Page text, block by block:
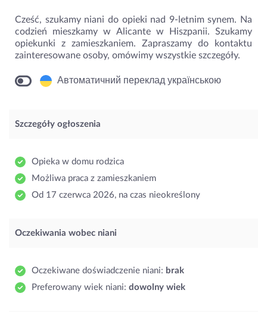
Cześć, szukamy niani do opieki nad 9-letnim synem. Na
codzień mieszkamy w Alicante w Hiszpanii. Szukamy
opiekunki z zamieszkaniem. Zapraszamy do kontaktu
zainteresowane osoby, omówimy wszystkie szczegóły.
Автоматичний переклад українською
Szczegóły ogłoszenia
Opieka w domu rodzica
Możliwa praca z zamieszkaniem
Od 17 czerwca 2026, na czas nieokreślony
Oczekiwania wobec niani
Oczekiwane doświadczenie niani: brak
Preferowany wiek niani: dowolny wiek